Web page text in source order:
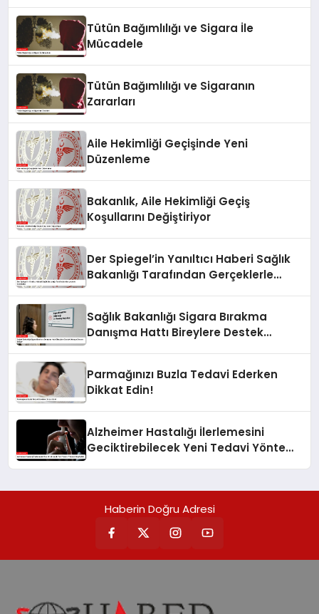
Tütün Bağımlılığı ve Sigara İle
Mücadele
Tütün Bağımlılığı ve Sigaranın
Zararları
Aile Hekimliği Geçişinde Yeni
Düzenleme
Bakanlık, Aile Hekimliği Geçiş
Koşullarını Değiştiriyor
Der Spiegel’in Yanıltıcı Haberi Sağlık
Bakanlığı Tarafından Gerçeklerle
Sağlık Bakanlığı Sigara Bırakma
Danışma Hattı Bireylere Destek
Parmağınızı Buzla Tedavi Ederken
Dikkat Edin!
Alzheimer Hastalığı İlerlemesini
Geciktirebilecek Yeni Tedavi Yöntemi
Haberin Doğru Adresi